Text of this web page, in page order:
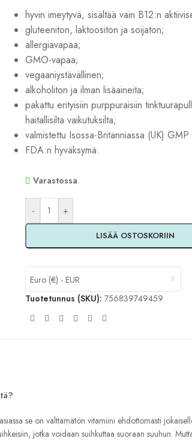
hyvin imeytyvä, sisältää vain B12:n
gluteeniton, laktoositon ja soijaton;
allergiavapaa;
GMO-vapaa;
vegaaniystävällinen;
alkoholiton ja ilman lisäaineita;
pakattu erityisiin purppuraisiin
haitallisilta vaikutuksilta;
valmistettu Isossa-Britanniassa (UK)
FDA:n hyväksymä.
Varastossa
- +
LISÄÄ OSTOSKORIIN
Alternative:
Euro (€) - EUR
Tuotetunnus (SKU):756839749459
se on välttämätön vitamiini ehdottomasti
jotka voidaan suihkuttaa suoraan suuhun.